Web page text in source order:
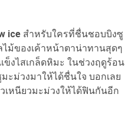
ice สำหรับใครที่ชื่นชอบบิงซู
ไม้ของเค้าหน้าตาน่าทานสุดๆ
งไสเกล็ดหิมะ ในช่วงฤดูร้อน
ม่วงมาให้ได้ชื่นใจ บอกเลย
เหนียวมะม่วงให้ได้ฟินกันอีก